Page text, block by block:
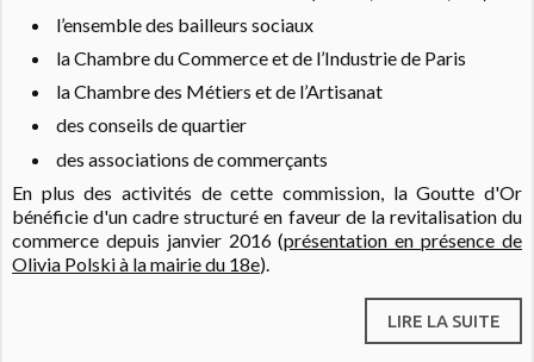
l’ensemble des bailleurs sociaux
la Chambre du Commerce et de l’Industrie de Paris
la Chambre des Métiers et de l’Artisanat
des conseils de quartier
des associations de commerçants
En plus des activités de cette commission, la Goutte d'Or
bénéficie d'un cadre structuré en faveur de la revitalisation du
commerce depuis janvier 2016 (présentation en présence de
Olivia Polski à la mairie du 18e).
LIRE LA SUITE